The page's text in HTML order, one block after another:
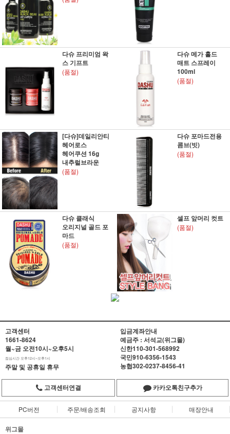
다슈 프리미엄 왁
스 기프트
(품절)
다슈 메가 홀드
매트 스프레이
100ml
(품절)
[다슈]데일리안티
헤어로스
헤어쿠션 16g
내추럴브라운
(품절)
다슈 포마드전용
콤브(빗)
(품절)
다슈 클래식
오리지널 골드 포
마드
(품절)
셀프 앞머리 컷트
(품절)
고객센터
1661-8624
월~금 오전10시~오후5시
점심시간 오후12시~오후1시
주말 및 공휴일 휴무
입금계좌안내
예금주 : 서석교(위그몰)
신한110-301-568992
국민910-6356-1543
농협302-0237-8456-41
고객센터연결 카카오톡친구추가
PC버전 주문/배송조회 공지사항 매장안내
위그몰